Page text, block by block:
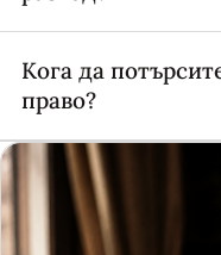
Кога да
право?